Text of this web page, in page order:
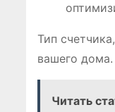
Тип
вашего дома.
Читать